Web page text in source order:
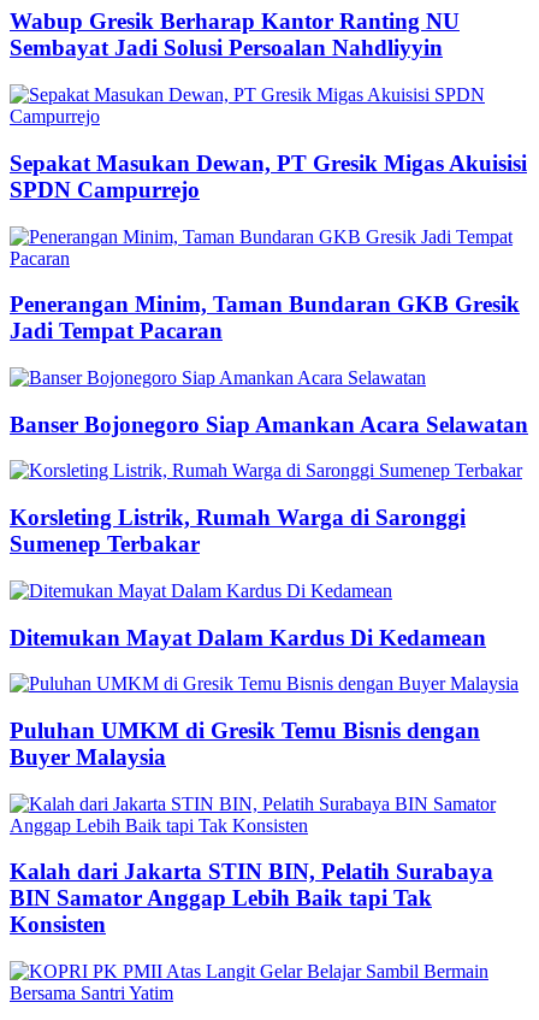
Wabup Gresik Berharap Kantor Ranting NU
Sembayat Jadi Solusi Persoalan Nahdliyyin
Sepakat Masukan Dewan, PT Gresik Migas Akuisisi
SPDN Campurrejo
Penerangan Minim, Taman Bundaran GKB Gresik
Jadi Tempat Pacaran
Banser Bojonegoro Siap Amankan Acara Selawatan
Korsleting Listrik, Rumah Warga di Saronggi
Sumenep Terbakar
Ditemukan Mayat Dalam Kardus Di Kedamean
Puluhan UMKM di Gresik Temu Bisnis dengan
Buyer Malaysia
Kalah dari Jakarta STIN BIN, Pelatih Surabaya
BIN Samator Anggap Lebih Baik tapi Tak
Konsisten